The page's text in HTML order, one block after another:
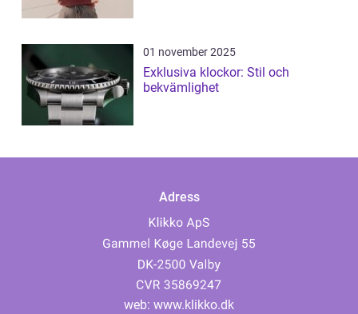
01 november 2025
Exklusiva klockor: Stil och
bekvämlighet
Adress
web: www.klikko.dk